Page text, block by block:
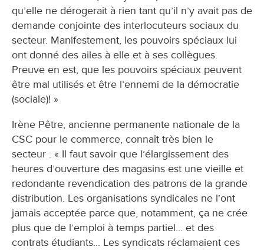
qu’elle ne dérogerait à rien tant qu’il n’y avait pas de
demande conjointe des interlocuteurs sociaux du
secteur. Manifestement, les pouvoirs spéciaux lui
ont donné des ailes à elle et à ses collègues.
Preuve en est, que les pouvoirs spéciaux peuvent
être mal utilisés et être l’ennemi de la démocratie
(sociale)! »
Irène Pêtre, ancienne permanente nationale de la
CSC pour le commerce, connaît très bien le
secteur : « Il faut savoir que l’élargissement des
heures d’ouverture des magasins est une vieille et
redondante revendication des patrons de la grande
distribution. Les organisations syndicales ne l’ont
jamais acceptée parce que, notamment, ça ne crée
plus que de l’emploi à temps partiel... et des
contrats étudiants... Les syndicats réclamaient ces